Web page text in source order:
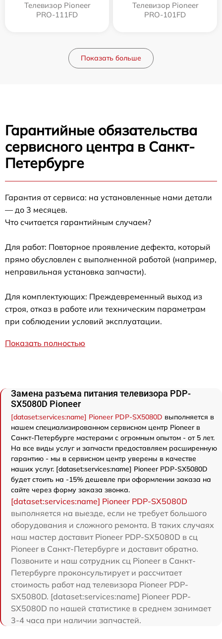
Телевизор Pioneer
PRO-111FD
Телевизор Pioneer
PRO-101FD
Показать больше
Гарантийные обязательства
сервисного центра в Санкт-
Петербурге
Гарантия от сервиса: на установленные нами детали
— до 3 месяцев.
Что считается гарантийным случаем?
Для работ: Повторное проявление дефекта, который
прямо обусловлен с выполненной работой (например,
неправильная установка запчасти).
Для комплектующих: Преждевременный выход из
строя, отказ в работе или техническим параметрам
при соблюдении условий эксплуатации.
Показать полностью
Замена разъема питания телевизора PDP-
SX5080D Pioneer
[dataset:services:name] Pioneer PDP-SX5080D выполняется в
нашем специализированном сервисном центр Pioneer в
Санкт-Петербурге мастерами с огромным опытом - от 5 лет.
На все виды услуг и запчасти предоставляем расширенную
гарантию - мы в сервисном центр уверены в качестве
наших услуг. [dataset:services:name] Pioneer PDP-SX5080D
будет стоить на -15% дешевле при оформлении заказа на
сайте через форму заказа звонка.
[dataset:services:name] Pioneer PDP-SX5080D
выполняется на выезде, если не требует большого
оборудования и сложного ремонта. В таких случаях
наш мастер доставит Pioneer PDP-SX5080D в сц
Pioneer в Санкт-Петербурге и доставит обратно.
Позвоните и наш сотрудник сц Pioneer в Санкт-
Петербурге проконсультирует и рассчитает
стоимость работ над телевизора Pioneer PDP-
SX5080D. [dataset:services:name] Pioneer PDP-
SX5080D по нашей статистике в среднем занимает
3-4 часа при наличии запчастей.